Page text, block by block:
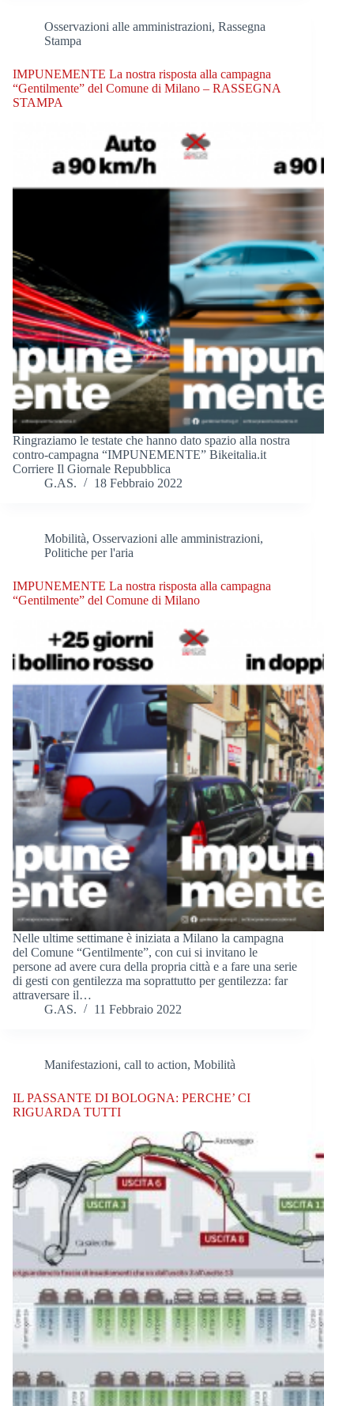
Osservazioni alle amministrazioni, Rassegna
Stampa
IMPUNEMENTE La nostra risposta alla campagna
“Gentilmente” del Comune di Milano – RASSEGNA
STAMPA
Ringraziamo le testate che hanno dato spazio alla nostra
contro-campagna “IMPUNEMENTE” Bikeitalia.it
Corriere Il Giornale Repubblica
G.AS.
18 Febbraio 2022
Mobilità, Osservazioni alle amministrazioni,
Politiche per l'aria
IMPUNEMENTE La nostra risposta alla campagna
“Gentilmente” del Comune di Milano
Nelle ultime settimane è iniziata a Milano la campagna
del Comune “Gentilmente”, con cui si invitano le
persone ad avere cura della propria città e a fare una serie
di gesti con gentilezza ma soprattutto per gentilezza: far
attraversare il…
G.AS.
11 Febbraio 2022
Manifestazioni, call to action, Mobilità
IL PASSANTE DI BOLOGNA: PERCHE’ CI
RIGUARDA TUTTI